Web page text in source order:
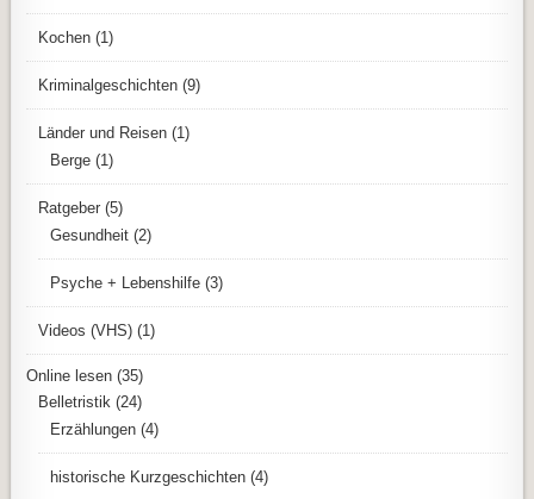
Kochen (1)
Kriminalgeschichten (9)
Länder und Reisen (1)
Berge (1)
Ratgeber (5)
Gesundheit (2)
Psyche + Lebenshilfe (3)
Videos (VHS) (1)
Online lesen (35)
Belletristik (24)
Erzählungen (4)
historische Kurzgeschichten (4)